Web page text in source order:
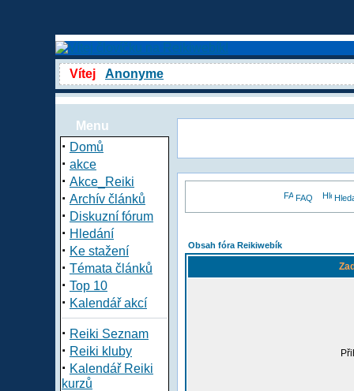
Vítej Anonyme
Menu
· Domů
· akce
· Akce_Reiki
· Archív článků
· Diskuzní fórum
· Hledání
· Ke stažení
· Témata článků
· Top 10
· Kalendář akcí
· Reiki Seznam
· Reiki kluby
· Kalendář Reiki
kurzů
FAQ
Obsah fóra Reikiwebík